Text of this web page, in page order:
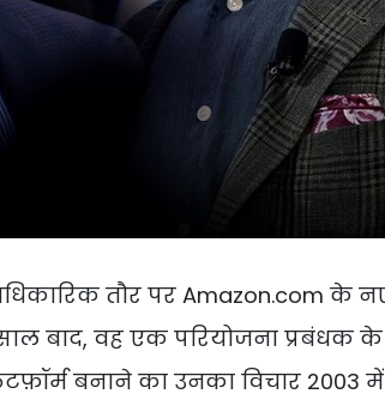
तौर पर Amazon.com के
बाद, वह एक परियोजना प्रबंधक
बनाने का उनका विचार 2003